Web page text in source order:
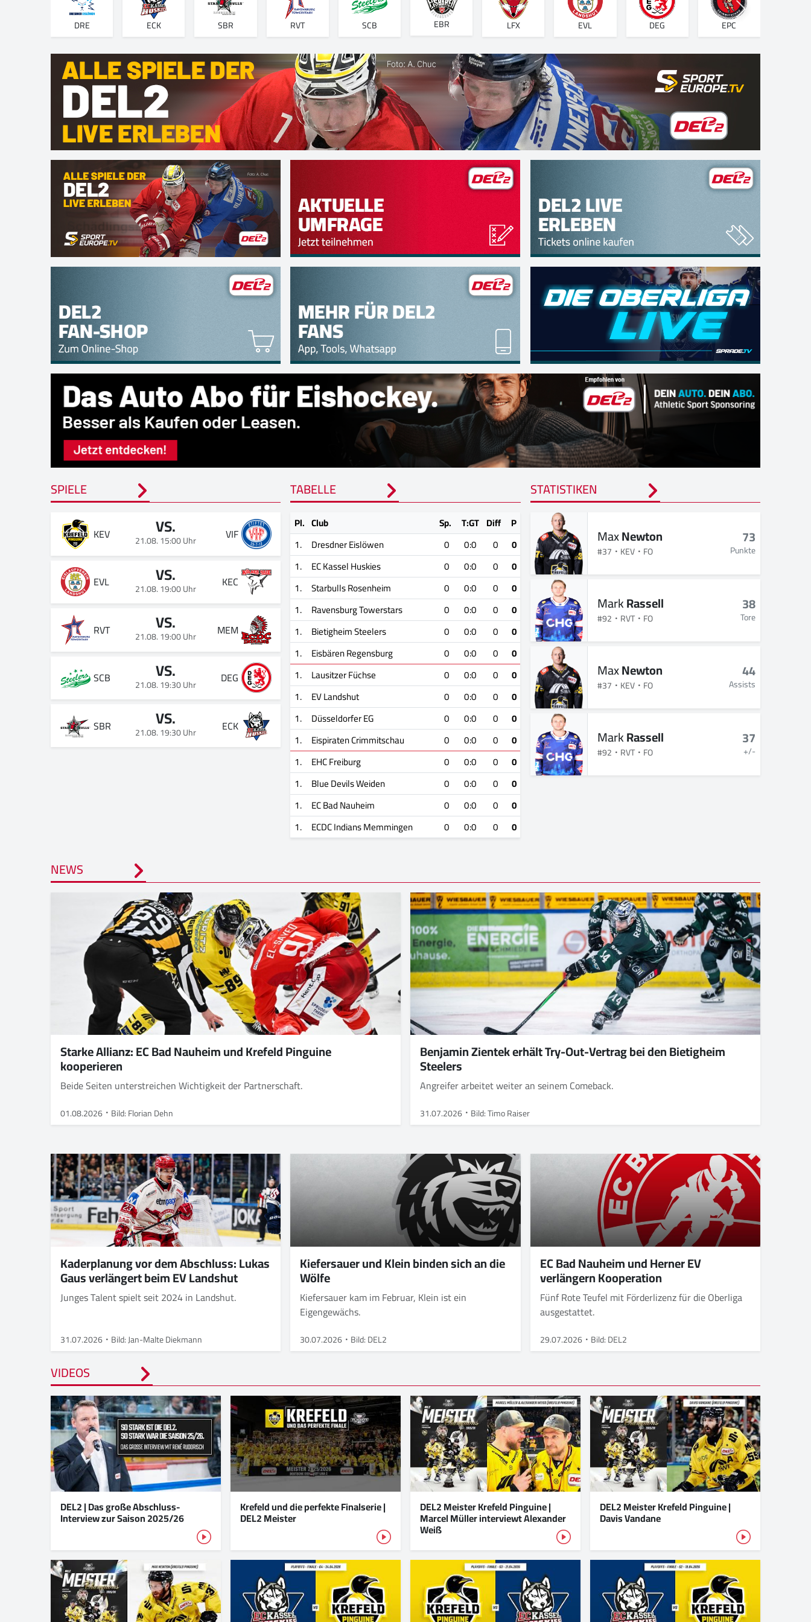
DRE ECK SBR RVT SCB EBR LFX EVL DEG EPC
SPIELE
KEV VS.
21.08. 15:00 Uhr VIF
EVL VS.
21.08. 19:00 Uhr KEC
RVT VS.
21.08. 19:00 Uhr MEM
SCB VS.
21.08. 19:30 Uhr DEG
SBR VS.
21.08. 19:30 Uhr ECK
TABELLE
Pl. Club Sp. T:GT Diff
P
1. Dresdner Eislöwen 0 0:0 0
0
1. EC Kassel Huskies 0 0:0 0
0
1. Starbulls Rosenheim 0 0:0 0
0
1. Ravensburg Towerstars 0 0:0 0
0
1. Bietigheim Steelers 0 0:0 0
0
1. Eisbären Regensburg 0 0:0 0
0
1. Lausitzer Füchse 0 0:0 0
0
1. EV Landshut 0 0:0 0
0
1. Düsseldorfer EG 0 0:0 0
0
1. Eispiraten Crimmitschau 0 0:0 0
0
1. EHC Freiburg 0 0:0 0
0
1. Blue Devils Weiden 0 0:0 0
0
1. EC Bad Nauheim 0 0:0 0
0
1. ECDC Indians Memmingen 0 0:0 0 0
STATISTIKEN
MaxNewton
#37 KEV FO
73
Punkte
MarkRassell
#92 RVT FO
38
Tore
MaxNewton
#37 KEV FO
44
Assists
MarkRassell
#92 RVT FO
37
+/-
NEWS
Starke Allianz: EC Bad Nauheim und Krefeld Pinguine
kooperieren
Beide Seiten unterstreichen Wichtigkeit der Partnerschaft.
01.08.2026 Bild: Florian Dehn
Benjamin Zientek erhält Try-Out-Vertrag bei den Bietigheim
Steelers
Angreifer arbeitet weiter an seinem Comeback.
31.07.2026 Bild: Timo Raiser
Kaderplanung vor dem Abschluss: Lukas
Gaus verlängert beim EV Landshut
Junges Talent spielt seit 2024 in Landshut.
31.07.2026 Bild: Jan-Malte Diekmann
Kiefersauer und Klein binden sich an die
Wölfe
Kiefersauer kam im Februar, Klein ist ein
Eigengewächs.
30.07.2026 Bild: DEL2
EC Bad Nauheim und Herner EV
verlängern Kooperation
Fünf Rote Teufel mit Förderlizenz für die Oberliga
ausgestattet.
29.07.2026 Bild: DEL2
VIDEOS
DEL2 | Das große Abschluss-
Interview zur Saison 2025/26
Krefeld und die perfekte Finalserie |
DEL2 Meister
DEL2 Meister Krefeld Pinguine |
Marcel Müller interviewt Alexander
Weiß
DEL2 Meister Krefeld Pinguine |
Davis Vandane